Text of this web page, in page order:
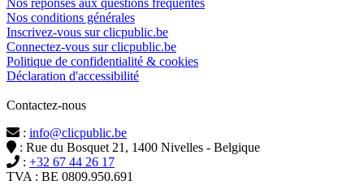
Nos conditions générales
Inscrivez-vous sur clicpublic.be
Connectez-vous sur clicpublic.be
Politique de confidentialité & cookies
Déclaration d'accessibilité
Contactez-nous
: info@clicpublic.be
: Rue du Bosquet 21, 1400 Nivelles - Belgique
: +32 67 44 26 17
TVA : BE 0809.950.691